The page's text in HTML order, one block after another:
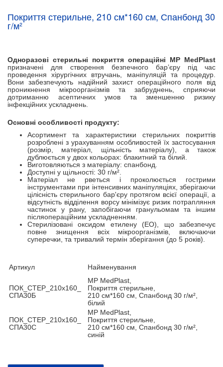
Покриття стерильне, 210 см*160 см, Спанбонд 30
г/м²
Одноразові стерильні покриття операційні МР MedPlast
призначені для створення безпечного бар’єру під час
проведення хірургічних втручань, маніпуляцій та процедур.
Вони забезпечують надійний захист операційного поля від
проникнення мікроорганізмів та забруднень, сприяючи
дотриманню асептичних умов та зменшенню ризику
інфекційних ускладнень.
Основні особливості продукту:
Асортимент та характеристики стерильних покриттів
розроблені з урахуванням особливостей їх застосування
(розмір, матеріал, щільність матеріалу), а також
дублюється у двох кольорах: блакитний та білий.
Виготовляються з матеріалу: спанбонд.
Доступні у щільності: 30 г/м².
Матеріал не рветься і проколюється гострими
інструментами при інтенсивних маніпуляціях, зберігаючи
цілісність стерильного бар'єру протягом всієї операції, а
відсутність відділення ворсу мінімізує ризик потрапляння
частинок у рану, запобігаючи гранульомам та іншим
післяопераційним ускладненням.
Стерилізовані оксидом етилену (EO), що забезпечує
повне знищення всіх мікроорганізмів, включаючи
суперечки, та тривалий термін зберігання (до 5 років).
Артикул Найменування
ПОК_СТЕР_210x160_
СПА30Б
MP MedPlast,
Покриття стерильне,
210 см*160 см, Спанбонд 30 г/м²,
білий
ПОК_СТЕР_210x160_
СПА30С
MP MedPlast,
Покриття стерильне,
210 см*160 см, Спанбонд 30 г/м²,
синій